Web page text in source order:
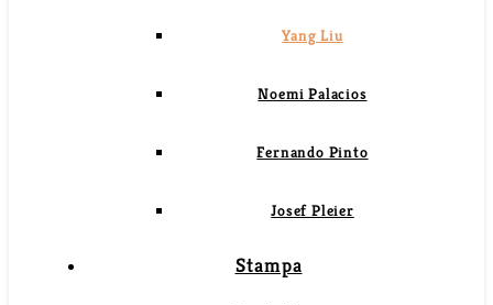
Yang Liu
Noemi Palacios
Fernando Pinto
Josef Pleier
Stampa